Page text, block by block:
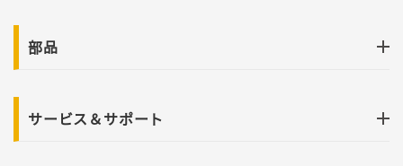
部品
サービス＆サポート